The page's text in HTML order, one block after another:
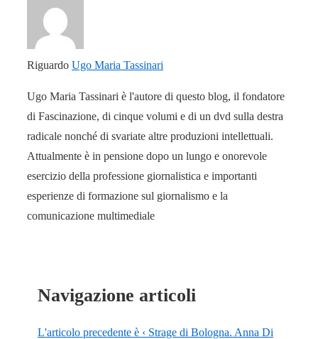
Riguardo Ugo Maria Tassinari
Ugo Maria Tassinari è l'autore di questo blog, il fondatore
di Fascinazione, di cinque volumi e di un dvd sulla destra
radicale nonché di svariate altre produzioni intellettuali.
Attualmente è in pensione dopo un lungo e onorevole
esercizio della professione giornalistica e importanti
esperienze di formazione sul giornalismo e la
comunicazione multimediale
Navigazione articoli
L'articolo precedente è ‹ Strage di Bologna. Anna Di